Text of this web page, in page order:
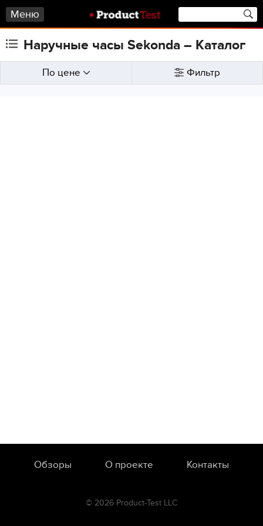
Меню
Наручные часы Sekonda – Каталог
По цене Фильтр
Обзоры О проекте Контакты
© 2026 Product-Test LLC